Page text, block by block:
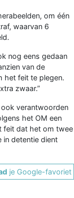
om één
waarvan 6
nog eens gedaan
van de
het feit te plegen.
zwaar.”
verantwoorden
het OM een
feit dat het om twee
in detentie dient
je Google-favoriet